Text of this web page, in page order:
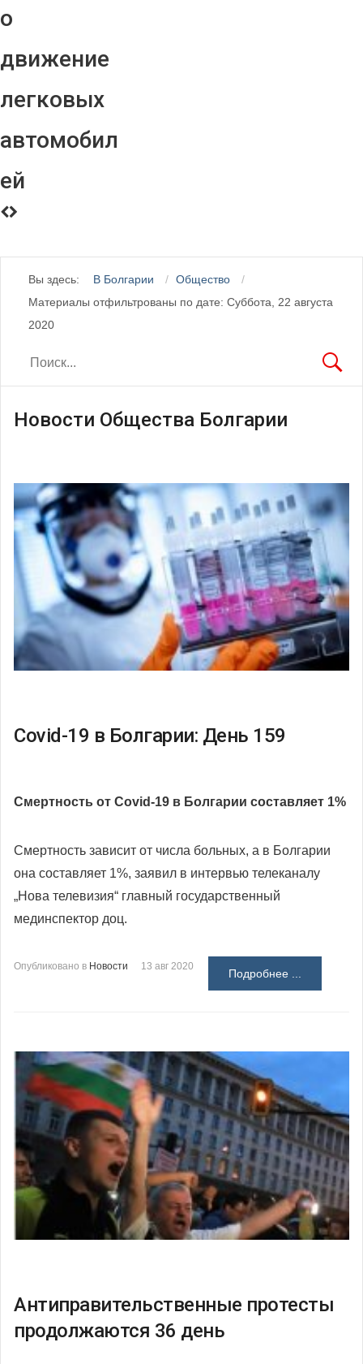
о
движение
легковых
автомобил
ей
Вы здесь: В Болгарии
Общество
Материалы отфильтрованы по дате: Суббота, 22 августа
2020
Новости Общества Болгарии
Covid-19 в Болгарии: День 159
Смертность от Covid-19 в Болгарии составляет 1%
Смертность зависит от числа больных, а в Болгарии
она составляет 1%, заявил в интервью телеканалу
„Нова телевизия“ главный государственный
мединспектор доц.
Опубликовано в Новости 13 авг 2020
Подробнее ...
Антиправительственные протесты
продолжаются 36 день